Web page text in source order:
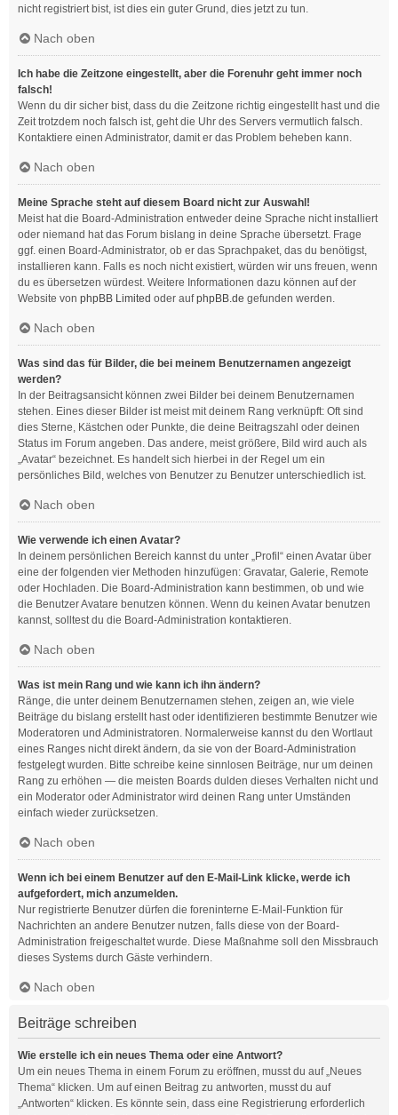
nicht registriert bist, ist dies ein guter Grund, dies jetzt zu tun.
Nach oben
Ich habe die Zeitzone eingestellt, aber die Forenuhr geht immer noch
falsch!
Wenn du dir sicher bist, dass du die Zeitzone richtig eingestellt hast und die
Zeit trotzdem noch falsch ist, geht die Uhr des Servers vermutlich falsch.
Kontaktiere einen Administrator, damit er das Problem beheben kann.
Nach oben
Meine Sprache steht auf diesem Board nicht zur Auswahl!
Meist hat die Board-Administration entweder deine Sprache nicht installiert
oder niemand hat das Forum bislang in deine Sprache übersetzt. Frage
ggf. einen Board-Administrator, ob er das Sprachpaket, das du benötigst,
installieren kann. Falls es noch nicht existiert, würden wir uns freuen, wenn
du es übersetzen würdest. Weitere Informationen dazu können auf der
Website von phpBB Limited oder aufphpBB.de gefunden werden.
Nach oben
Was sind das für Bilder, die bei meinem Benutzernamen angezeigt
werden?
In der Beitragsansicht können zwei Bilder bei deinem Benutzernamen
stehen. Eines dieser Bilder ist meist mit deinem Rang verknüpft: Oft sind
dies Sterne, Kästchen oder Punkte, die deine Beitragszahl oder deinen
Status im Forum angeben. Das andere, meist größere, Bild wird auch als
„Avatar“ bezeichnet. Es handelt sich hierbei in der Regel um ein
persönliches Bild, welches von Benutzer zu Benutzer unterschiedlich ist.
Nach oben
Wie verwende ich einen Avatar?
In deinem persönlichen Bereich kannst du unter „Profil“ einen Avatar über
eine der folgenden vier Methoden hinzufügen: Gravatar, Galerie, Remote
oder Hochladen. Die Board-Administration kann bestimmen, ob und wie
die Benutzer Avatare benutzen können. Wenn du keinen Avatar benutzen
kannst, solltest du die Board-Administration kontaktieren.
Nach oben
Was ist mein Rang und wie kann ich ihn ändern?
Ränge, die unter deinem Benutzernamen stehen, zeigen an, wie viele
Beiträge du bislang erstellt hast oder identifizieren bestimmte Benutzer wie
Moderatoren und Administratoren. Normalerweise kannst du den Wortlaut
eines Ranges nicht direkt ändern, da sie von der Board-Administration
festgelegt wurden. Bitte schreibe keine sinnlosen Beiträge, nur um deinen
Rang zu erhöhen — die meisten Boards dulden dieses Verhalten nicht und
ein Moderator oder Administrator wird deinen Rang unter Umständen
einfach wieder zurücksetzen.
Nach oben
Wenn ich bei einem Benutzer auf den E-Mail-Link klicke, werde ich
aufgefordert, mich anzumelden.
Nur registrierte Benutzer dürfen die foreninterne E-Mail-Funktion für
Nachrichten an andere Benutzer nutzen, falls diese von der Board-
Administration freigeschaltet wurde. Diese Maßnahme soll den Missbrauch
dieses Systems durch Gäste verhindern.
Nach oben
Beiträge schreiben
Wie erstelle ich ein neues Thema oder eine Antwort?
Um ein neues Thema in einem Forum zu eröffnen, musst du auf „Neues
Thema“ klicken. Um auf einen Beitrag zu antworten, musst du auf
„Antworten“ klicken. Es könnte sein, dass eine Registrierung erforderlich